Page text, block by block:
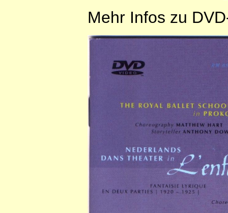
Mehr Infos zu